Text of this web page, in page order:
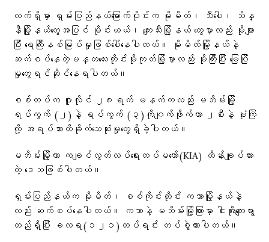
လက်ရှိမှာ ရှမ်းပြည်နယ်မြောက်ပိုင်းက မိုးမိတ်၊ သီပေါ၊ သိန္
နီမြို့နယ်တွေအပြင် မိုင်းယယ်၊ ကျေးသီးမြို့နယ်‌ တွေမှာလည်း မိုးများ
ပြီး ရေကြီးနစ်မြုပ်မှုဖြစ်ပေါ်နေပါတယ်။ မိုးမိတ်မြို့နယ်နဲ့
ဆက်စပ်နေတဲ့မန္တလေးတိုင်းမိုးကုတ်မြို့မှာလည်း မိုးကြီးပြီး မြေပြို
မှုတွေရင်ဆိုင်နေရပါတယ်။
စစ်တပ်က ဇူလိုင် ၂၈ရက် မနက်ကလည်း မဘိမ်းမြို့
ရပ်ကွက် (၂)နဲ့ ရပ်ကွက် (၃)ကိုဂျက်ဖိုက်တာ ၂စီးနဲ့ ဗုံးကြဲ
လို့ အရပ်သားထိခိုက်သေဆုံးမှုတွေရှိခဲ့ပါတယ်။
မဘိမ်းမြို့ဟာ ကချင်လွတ်လပ်ရေးတပ်မတော်(KIA) ထိန်းချုပ်ထား
တဲ့ ဒေသဖြစ်ပါတယ်။
ရှမ်းပြည်နယ်က မိုးမိတ်၊ စစ်ကိုင်းတိုင်း ကသာမြို့နယ်နဲ့
လည်း ဆက်စပ်နေပါတယ်။ ကသာနဲ့ မဘိမ်းမြို့ကြားမှာ ငါးအိုးကျေးရွာ
တည်ရှိပြီး ခလရ(၁၂၁)တပ်ရင်း တပ်စွဲထားပါတယ်။